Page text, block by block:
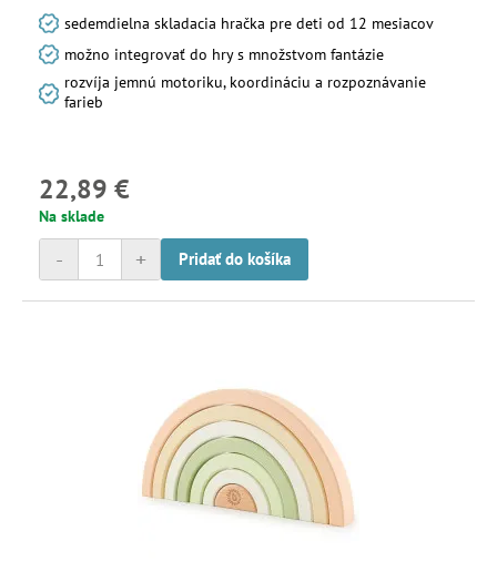
sedemdielna skladacia hračka pre deti od 12 mesiacov
možno integrovať do hry s množstvom fantázie
rozvíja jemnú motoriku, koordináciu a rozpoznávanie
farieb
22,89 €
Na sklade
+
- Pridať do košíka